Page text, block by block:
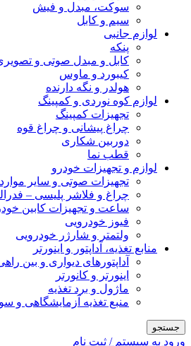
سوکت، مبدل و فیش
سیم و کابل
لوازم جانبی
پنکه
کابل و مبدل صوتی و
کیبورد و ماوس
هولدر و نگه دارنده
لوازم کوه نوردی و کمپینگ
تجهیزات کمپینگ
چراغ پیشانی و چراغ قوه
دوربین شکاری
قطب نما
لوازم و تجهیزات خودرو
تجهیزات صوتی و سایر موارد
چراغ و فلاشر پلیسی –
ساعت و تجهیزات کابین
فیوز خودرویی
ولتمتر و شارژر خودرویی
منابع تغذیه، آداپتور و اینورتر
آداپتورهای دیواری و بین
اینورتر و کانورتر
ماژول و برد تغذیه
منبع تغذیه آزمایشگاهی و
جستجو
ورود به سیستم / ثبت نام